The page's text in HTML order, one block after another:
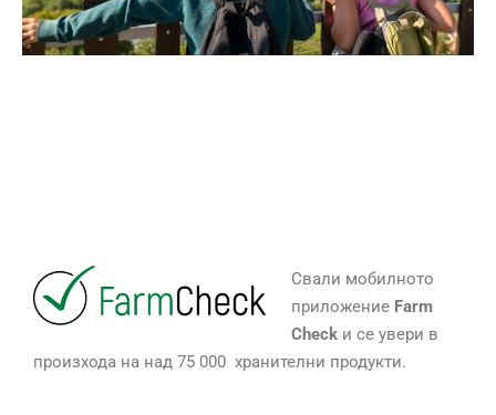
Свали мобилното
приложение Farm
Checkи се увери в
произхода на над 75 000 хранителни продукти.